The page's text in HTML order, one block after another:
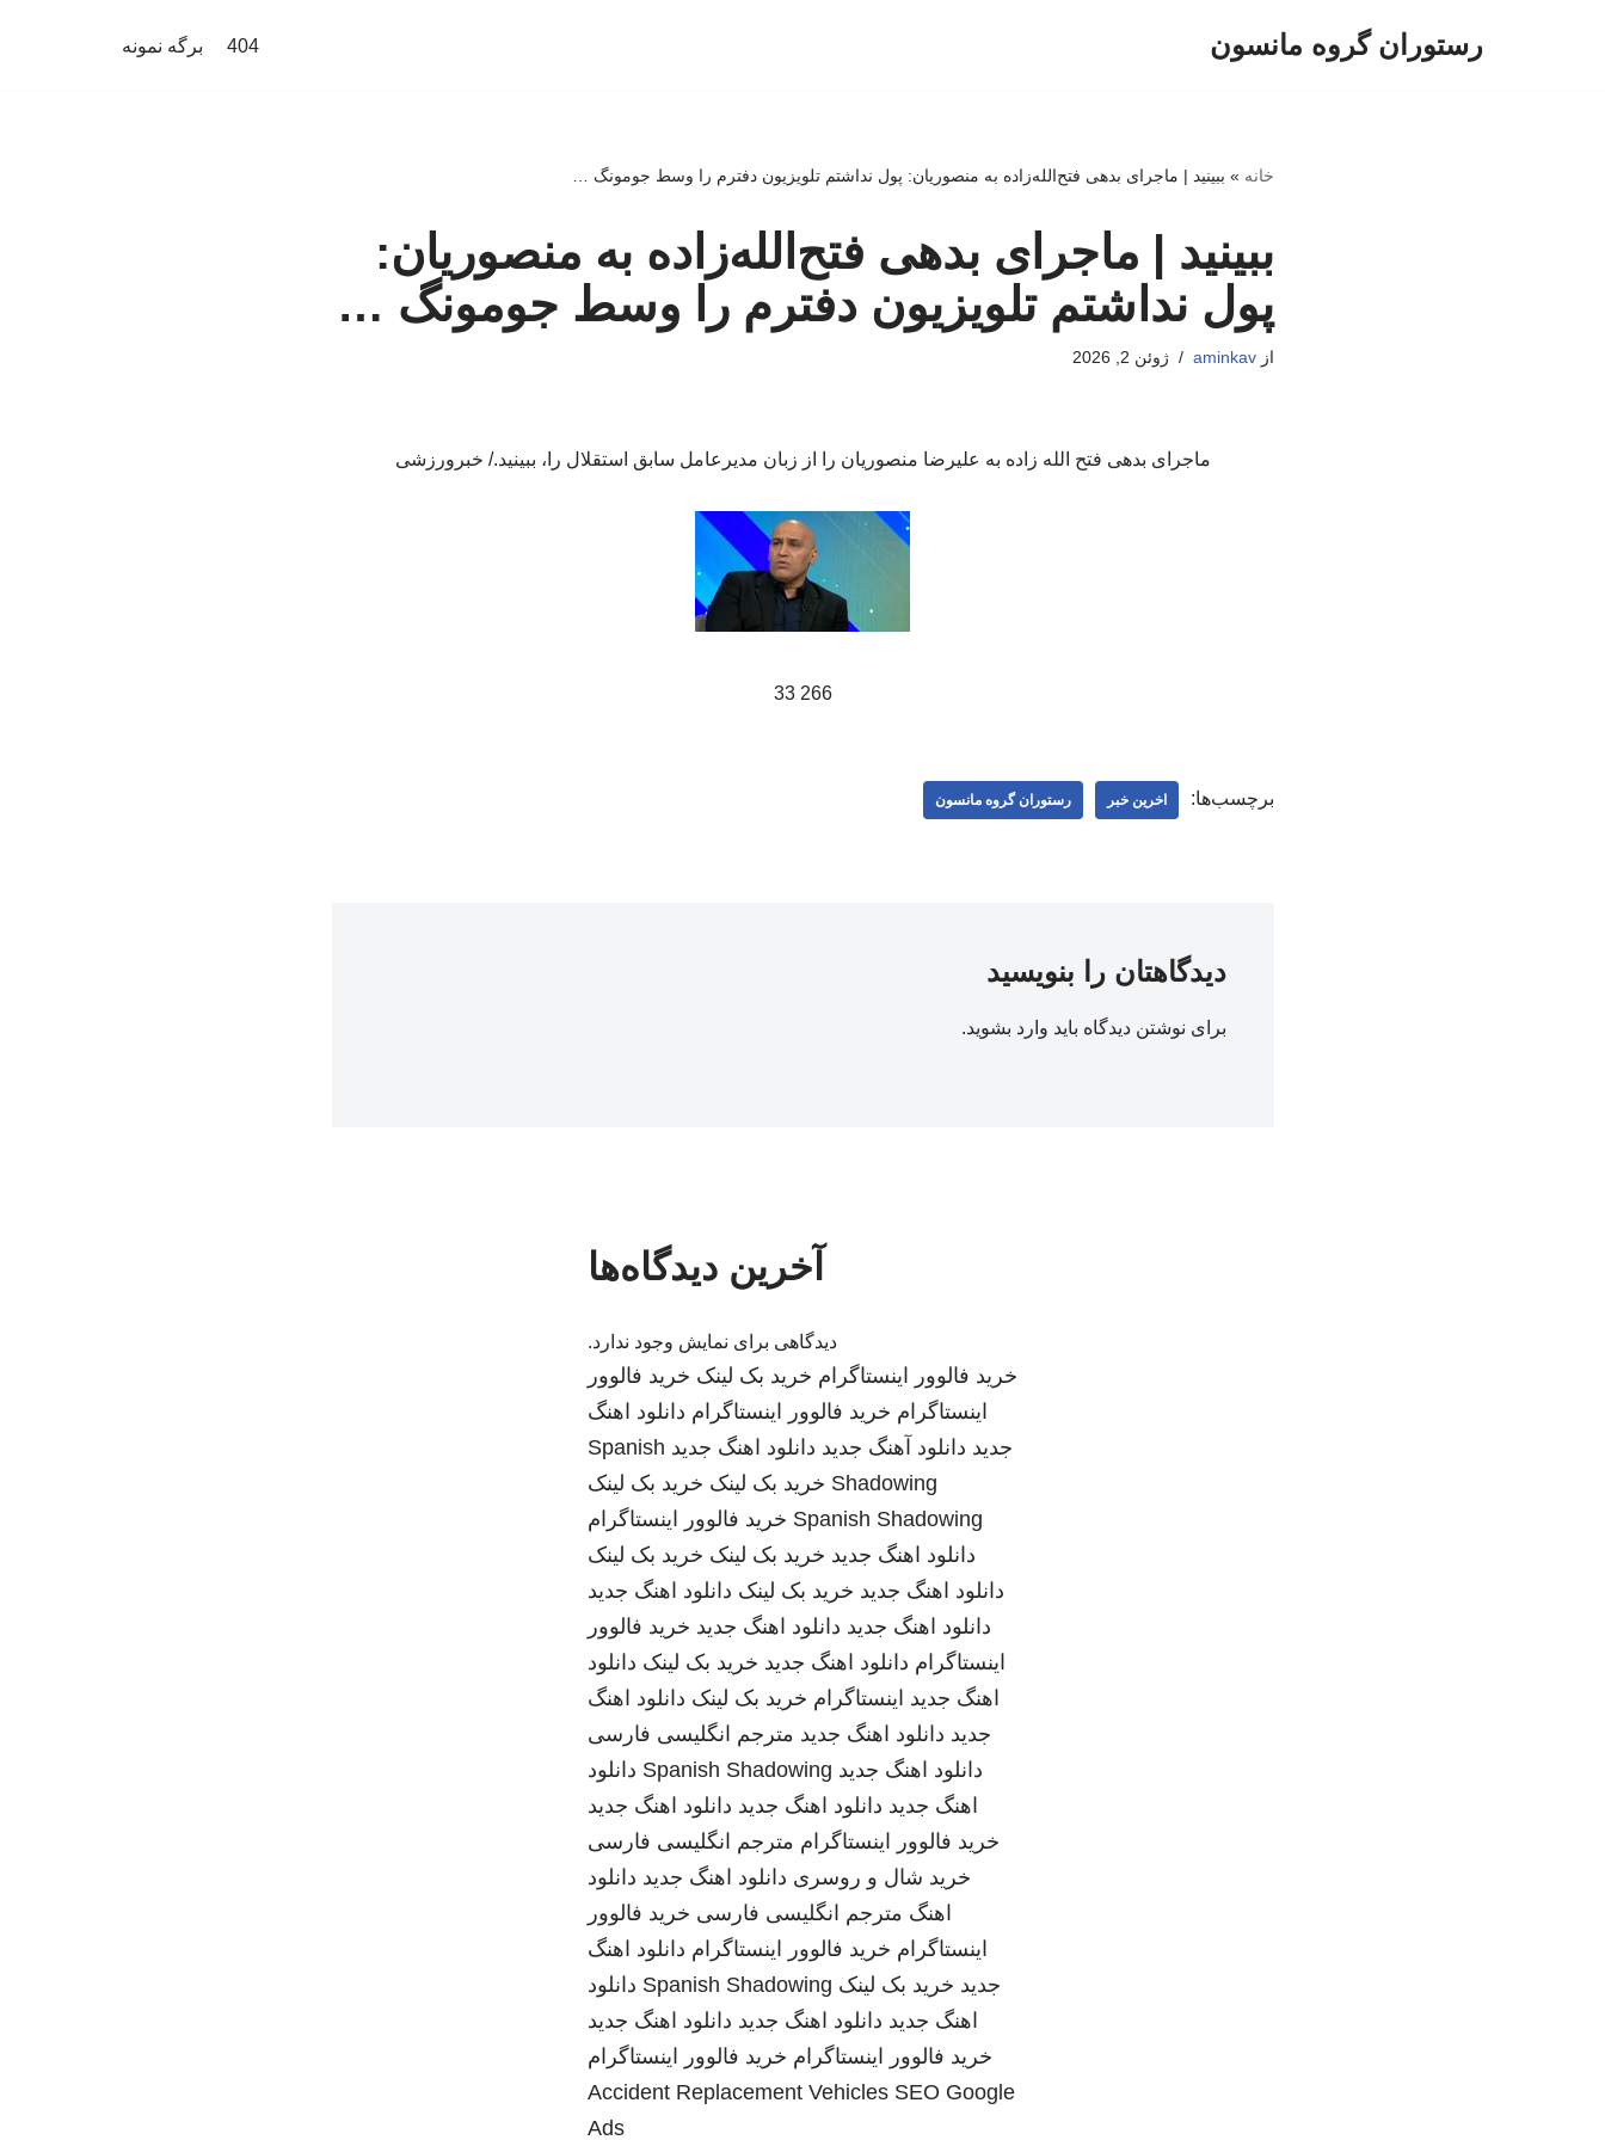
رستوران گروه مانسون 404 برگه نمونه
خانه » ببینید | ماجرای بدهی فتح‌الله‌زاده به منصوریان: پول نداشتم تلویزیون دفترم را وسط جومونگ …
ببینید | ماجرای بدهی فتح‌الله‌زاده به منصوریان:
پول نداشتم تلویزیون دفترم را وسط جومونگ …
ازaminkav ژوئن 2, 2026
ماجرای بدهی فتح الله زاده به علیرضا منصوریان را از زبان مدیرعامل سابق استقلال را، ببینید./ خبرورزشی
266 33
برچسب‌ها: اخرین خبر رستوران گروه مانسون
دیدگاهتان را بنویسید
برای نوشتن دیدگاه باید وارد بشوید.
آخرین دیدگاه‌ها
دیدگاهی برای نمایش وجود ندارد.
خرید فالوور اینستاگرام خرید بک لینک خرید فالوور
اینستاگرام خرید فالوور اینستاگرام دانلود اهنگ
جدید دانلود آهنگ جدید دانلود اهنگ جدید Spanish
Shadowing خرید بک لینک خرید بک لینک
Spanish Shadowing خرید فالوور اینستاگرام
دانلود اهنگ جدید خرید بک لینک خرید بک لینک
دانلود اهنگ جدید خرید بک لینک دانلود اهنگ جدید
دانلود اهنگ جدید دانلود اهنگ جدید خرید فالوور
اینستاگرام دانلود اهنگ جدید خرید بک لینک دانلود
اهنگ جدید اینستاگرام خرید بک لینک دانلود اهنگ
جدید دانلود اهنگ جدید مترجم انگلیسی فارسی
دانلود اهنگ جدید Spanish Shadowing دانلود
اهنگ جدید دانلود اهنگ جدید دانلود اهنگ جدید
خرید فالوور اینستاگرام مترجم انگلیسی فارسی
خرید شال و روسری دانلود اهنگ جدید دانلود
اهنگ مترجم انگلیسی فارسی خرید فالوور
اینستاگرام خرید فالوور اینستاگرام دانلود اهنگ
جدید خرید بک لینک Spanish Shadowing دانلود
اهنگ جدید دانلود اهنگ جدید دانلود اهنگ جدید
خرید فالوور اینستاگرام خرید فالوور اینستاگرام
Accident Replacement Vehicles SEO Google
Ads